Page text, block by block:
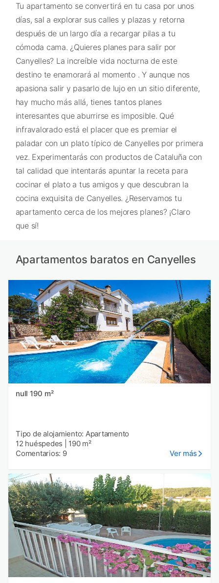
Tu apartamento se convertirá en tu casa por unos
días, sal a explorar sus calles y plazas y retorna
después de un largo día a recargar pilas a tu
cómoda cama. ¿Quieres planes para salir por
Canyelles? La increíble vida nocturna de este
destino te enamorará al momento . Y aunque nos
apasiona salir y pasarlo de lujo en un sitio diferente,
hay mucho más allá, tienes tantos planes
interesantes que aburrirse es imposible. Qué
infravalorado está el placer que es premiar el
paladar con un plato típico de Canyelles por primera
vez. Experimentarás con productos de Cataluña con
tal calidad que intentarás apuntar la receta para
cocinar el plato a tus amigos y que descubran la
cocina exquisita de Canyelles. ¿Reservamos tu
apartamento cerca de los mejores planes? ¡Claro
que sí!
Apartamentos baratos en Canyelles
null 190 m²
Tipo de alojamiento: Apartamento
12 huéspedes
190 m²
Comentarios: 9
Ver más